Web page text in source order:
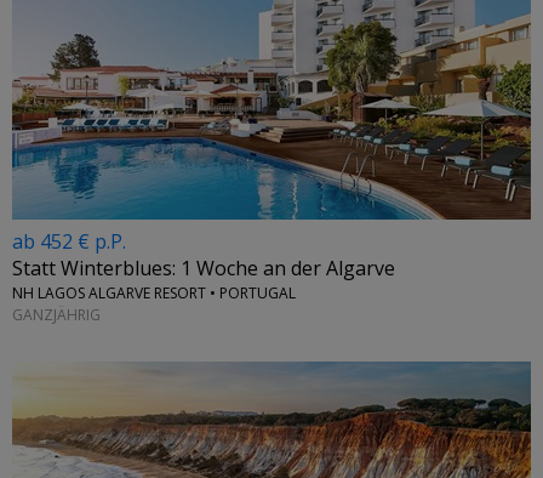
ab 452 € p.P.
Statt Winterblues: 1 Woche an der Algarve
NH LAGOS ALGARVE RESORT • PORTUGAL
GANZJÄHRIG